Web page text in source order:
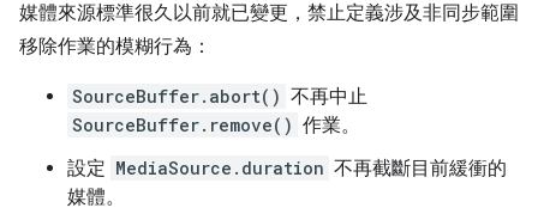
媒體來源標準很久以前就已變更，禁止定義涉及非同步範圍
移除作業的模糊行為：
SourceBuffer.abort() 不再中止
SourceBuffer.remove() 作業。
設定 MediaSource.duration 不再截斷目前緩衝的
媒體。